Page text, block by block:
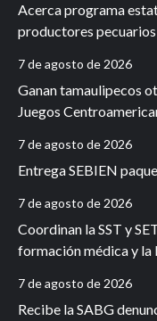
Acerca programa
productores pecuarios
7 de agosto de 2026
Ganan tamaulipecos
Juegos
7 de agosto de 2026
Entrega SEBIEN
7 de agosto de 2026
Coordinan la SST y
formación médica y la
7 de agosto de 2026
Recibe la SABG